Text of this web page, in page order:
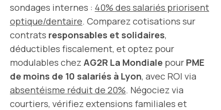
sondages internes : 40% des salariés priorisent
optique/dentaire. Comparez cotisations sur
contrats responsables et solidaires,
déductibles fiscalement, et optez pour
modulables chez AG2R La Mondiale pour PME
de moins de 10 salariés à Lyon, avec ROI via
absentéisme réduit de 20%. Négociez via
courtiers, vérifiez extensions familiales et